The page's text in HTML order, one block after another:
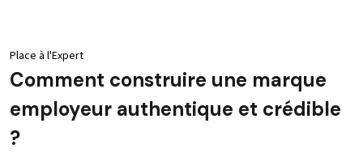
Place à l'Expert
Comment construire une marque
employeur authentique et crédible
?